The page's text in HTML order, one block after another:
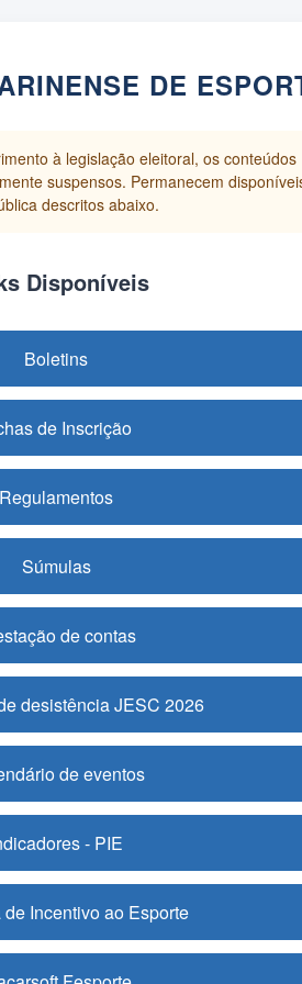
DE
à legislação eleitoral, os conteúdos
suspensos. Permanecem
descritos abaixo.
Disponíveis
Boletins
de Inscrição
Regulamentos
Súmulas
de contas
desistência JESC 2026
de eventos
- PIE
de Incentivo ao Esporte